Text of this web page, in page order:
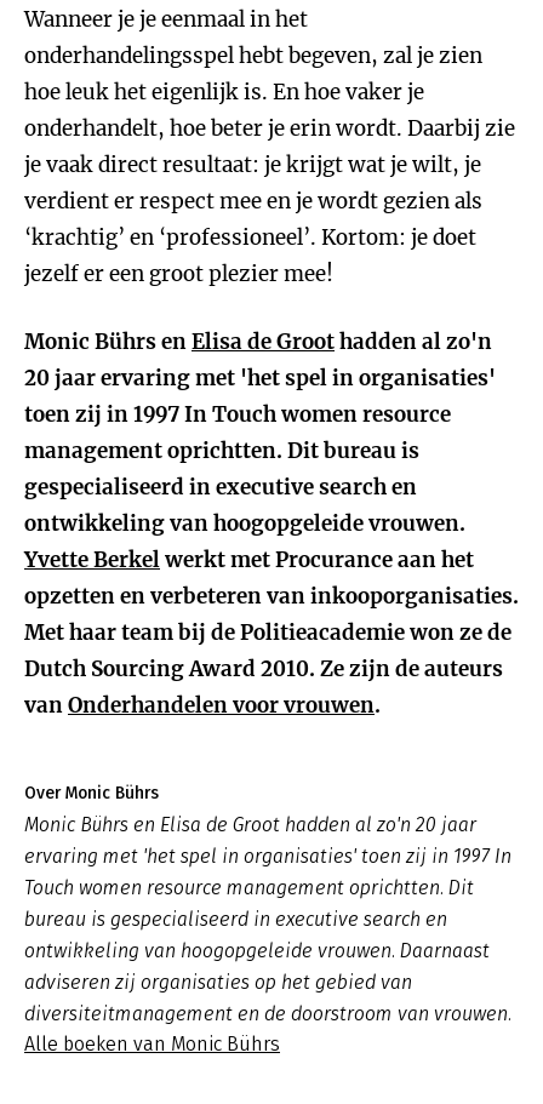
Wanneer je je eenmaal in het
onderhandelingsspel hebt begeven, zal je zien
hoe leuk het eigenlijk is. En hoe vaker je
onderhandelt, hoe beter je erin wordt. Daarbij zie
je vaak direct resultaat: je krijgt wat je wilt, je
verdient er respect mee en je wordt gezien als
‘krachtig’ en ‘professioneel’. Kortom: je doet
jezelf er een groot plezier mee!
Monic Bührs enElisa de Groothadden al zo'n
20 jaar ervaring met 'het spel in organisaties'
toen zij in 1997 In Touch women resource
management oprichtten. Dit bureau is
gespecialiseerd in executive search en
ontwikkeling van hoogopgeleide vrouwen.
Yvette Berkelwerkt met Procurance aan het
opzetten en verbeteren van inkooporganisaties.
Met haar team bij de Politieacademie won ze de
Dutch Sourcing Award 2010. Ze zijn de auteurs
vanOnderhandelen voor vrouwen.
Over Monic Bührs
Monic Bührs en Elisa de Groot hadden al zo'n 20 jaar
ervaring met 'het spel in organisaties' toen zij in 1997 In
Touch women resource management oprichtten. Dit
bureau is gespecialiseerd in executive search en
ontwikkeling van hoogopgeleide vrouwen. Daarnaast
adviseren zij organisaties op het gebied van
diversiteitmanagement en de doorstroom van vrouwen.
Alle boeken van Monic Bührs